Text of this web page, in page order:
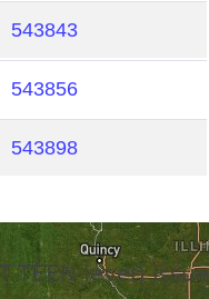
543843
543856
543898